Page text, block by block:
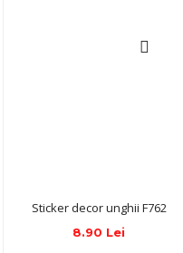
Sticker decor unghii F762
8.90 Lei